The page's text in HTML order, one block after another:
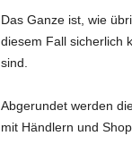
Das Ganze ist, wie
diesem Fall sicherlich
sind.
Abgerundet werden
mit Händlern und